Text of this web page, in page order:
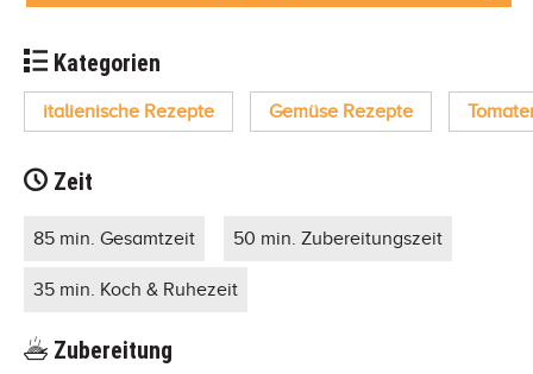
Kategorien
italienische Rezepte Gemüse Rezepte
Zeit
85 min. Gesamtzeit 50 min. Zubereitungszeit
35 min. Koch & Ruhezeit
Zubereitung